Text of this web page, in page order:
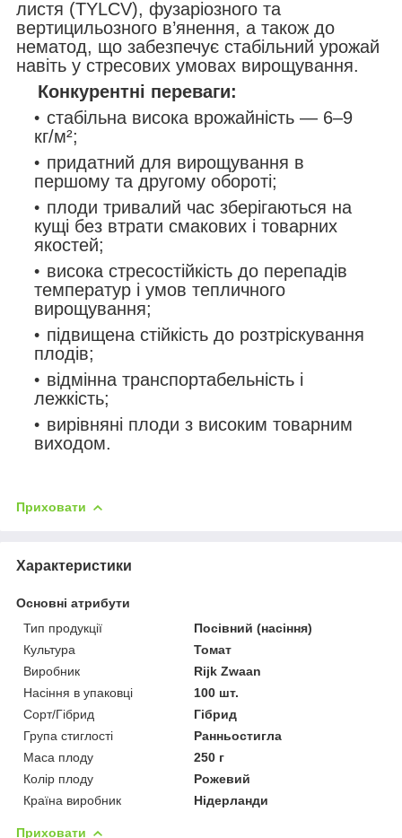
листя (TYLCV), фузаріозного та
вертицильозного в’янення, а також до
нематод, що забезпечує стабільний урожай
навіть у стресових умовах вирощування.
Конкурентні переваги:
стабільна висока врожайність — 6–9
кг/м²;
придатний для вирощування в
першому та другому обороті;
плоди тривалий час зберігаються на
кущі без втрати смакових і товарних
якостей;
висока стресостійкість до перепадів
температур і умов тепличного
вирощування;
підвищена стійкість до розтріскування
плодів;
відмінна транспортабельність і
лежкість;
вирівняні плоди з високим товарним
виходом.
Приховати
Характеристики
Основні атрибути
Тип продукції
Посівний (насіння)
Культура
Томат
Виробник
Rijk Zwaan
Насіння в упаковці
100 шт.
Сорт/Гібрид
Гібрид
Група стиглості
Ранньостигла
Маса плоду
250 г
Колір плоду
Рожевий
Країна виробник
Нідерланди
Приховати